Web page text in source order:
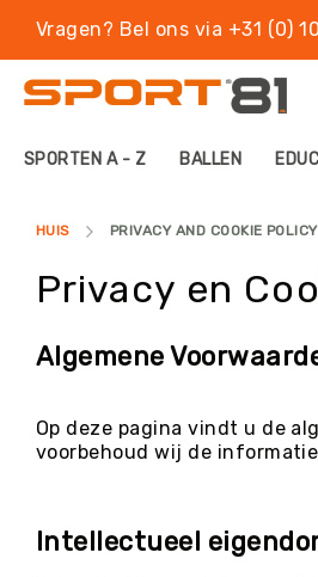
Vragen? Bel ons via +31 (0)
P
T
N
A
Z
A
L
L
E
SPORTEN A - Z BALLEN
HUIS PRIVACY AND COOKIE POLICY
Privacy en
Algemene
Op deze pagina vindt u de
voorbehoud wij de
Intellectueel